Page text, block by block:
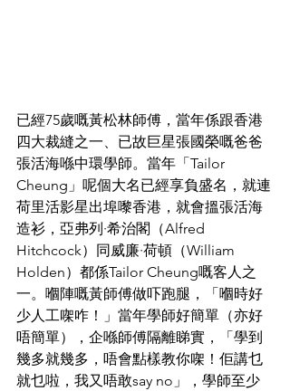
已經75歲嘅黃松林師傅，當年係跟香港
四大裁縫之一、已故巨星張國榮嘅爸爸
張活海喺中環學師。當年「Tailor
Cheung」呢個大名已經享負盛名，就連
荷里活影星出埠嚟香港，就會搵張活海
造衫，亞弗列·希治閣（Alfred
Hitchcock）同威廉·荷頓（William
Holden）都係Tailor Cheung嘅客人之
一。嗰陣嘅黃師傅做吓跑腿，「嗰時好
少人工㗎咋！」當年學師好簡單（亦好
唔簡單），企喺師傅隔離睇實，「學到
幾多就幾多，唔會點樣教你㗎！佢講乜
就乜啦，我又唔敢say no」，學師至少